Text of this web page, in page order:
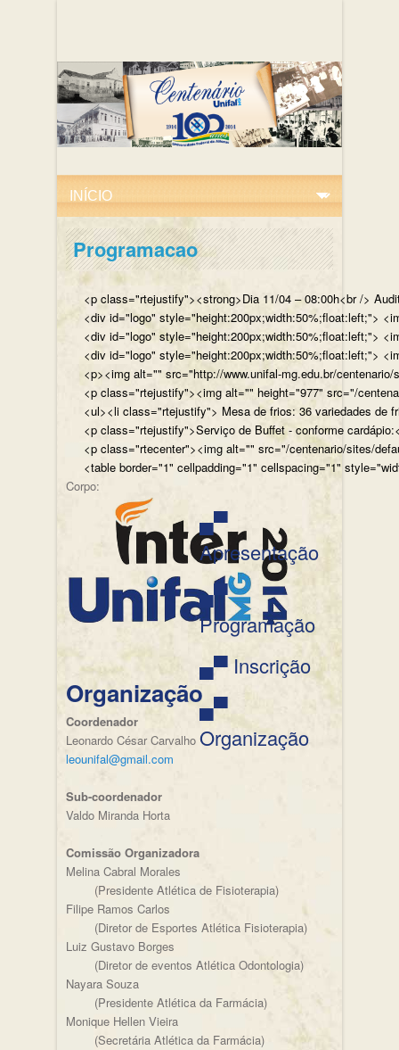
Programacao
<p class="rtejustify"><strong>Dia 11/04 – 08:00h<br />
<div id="logo" style="height:200px;width:50%;float:left;">
<div id="logo" style="height:200px;width:50%;float:left;">
<div id="logo" style="height:200px;width:50%;float:left;">
<p><img alt="" src="http://www.unifal-mg.edu.br/
<p class="rtejustify"><img alt="" height="977" src="/
<ul><li class="rtejustify"> Mesa de frios: 36 variedades de
<p class="rtejustify">Serviço de Buffet - conforme
<p class="rtecenter"><img alt="" src="/centenario/sites/
<table border="1" cellpadding="1" cellspacing="1"
Corpo:
▄▀
Apresentação
▄▀
Programação
▄▀ Inscrição
▄▀
Organização
Organização
Coordenador
Leonardo César Carvalho
leounifal@gmail.com
Sub-coordenador
Valdo Miranda Horta
Comissão Organizadora
Melina Cabral Morales
(Presidente Atlética de Fisioterapia)
Filipe Ramos Carlos
(Diretor de Esportes Atlética Fisioterapia)
Luiz Gustavo Borges
(Diretor de eventos Atlética Odontologia)
Nayara Souza
(Presidente Atlética da Farmácia)
Monique Hellen Vieira
(Secretária Atlética da Farmácia)